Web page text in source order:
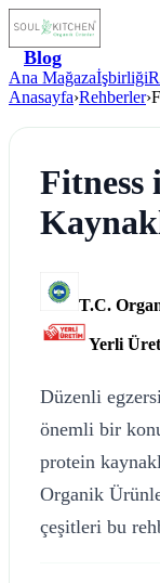
Blog
Ana Mağazaİşbirliği
Anasayfa›Rehberler›
Fitness
T.C.
Yerli
Düzenli
önemli bir
protein
Organik
çeşitleri bu